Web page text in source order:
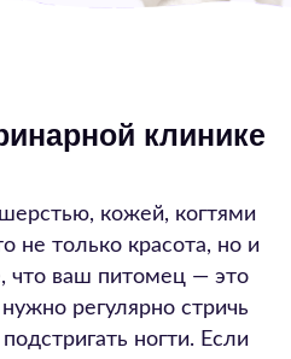
клинике
кожей, когтями
не только красота, но и
что ваш питомец — это
регулярно стричь
ногти. Если